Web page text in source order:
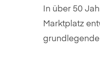
In über 50
Marktplatz